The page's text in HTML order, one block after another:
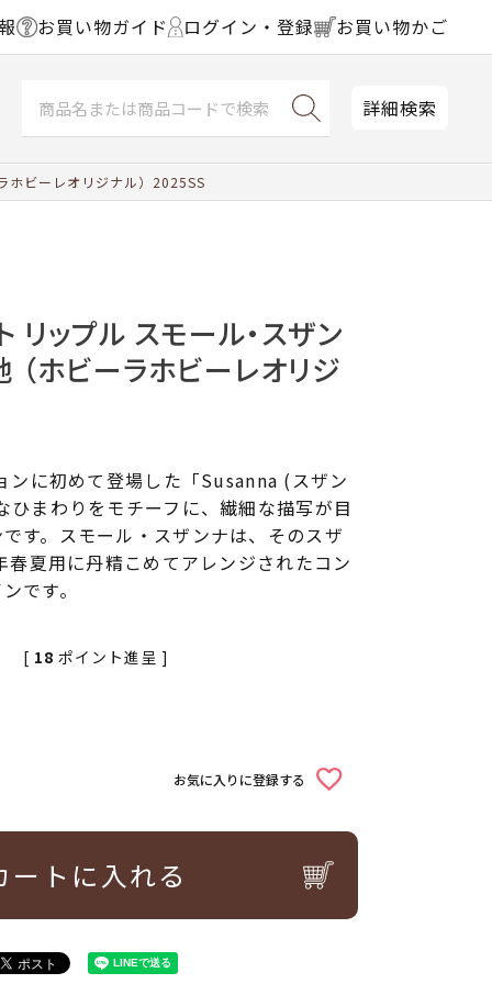
お買い物ガイド ログイン・登録 お買い物かご
詳細検索
ホビーレオリジナル）2025SS
リップル スモール・スザン
ホビーラホビーレオリジ
ンに初めて登場した「Susanna (スザン
ひまわりをモチーフに、繊細な描写が目
す。スモール・スザンナは、そのスザ
春夏用に丹精こめてアレンジされたコン
です。
[ 18 ポイント進呈 ]
お気に入りに登録する
ートに入れる